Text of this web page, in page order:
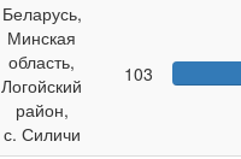
Беларусь,
Минская
область,
Логойский
район,
с. Силичи
103